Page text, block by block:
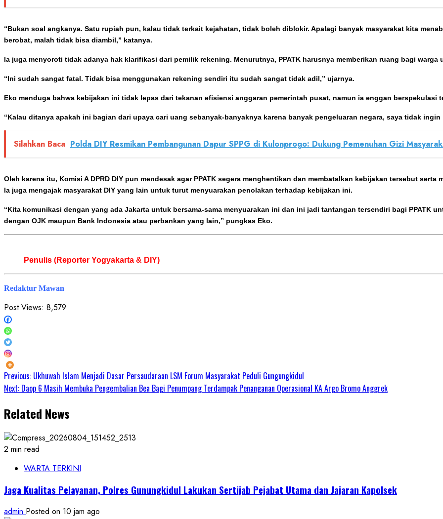
“Bukan soal angkanya. Satu rupiah pun, kalau tidak terkait kejahatan, tidak boleh diblokir. Apalagi banyak masyarakat kita
berobat, malah tidak bisa diambil,” katanya.
Ia juga menyoroti tidak adanya hak klarifikasi dari pemilik rekening. Menurutnya, PPATK harusnya memberikan ruang bagi warga
“Ini sudah sangat fatal. Tidak bisa menggunakan rekening sendiri itu sudah sangat tidak adil,” ujarnya.
Eko menduga bahwa kebijakan ini tidak lepas dari tekanan efisiensi anggaran pemerintah pusat, namun ia enggan berspekulasi
“Kalau ditanya apakah ini bagian dari upaya cari uang sebanyak-banyaknya karena banyak pengeluaran negara, saya tidak
Silahkan Baca Polda DIY Resmikan Pembangunan Dapur SPPG di Kulonprogo: Dukung Pemenuhan Gizi
Oleh karena itu, Komisi A DPRD DIY pun mendesak agar PPATK segera menghentikan dan membatalkan kebijakan tersebut
Ia juga mengajak masyarakat DIY yang lain untuk turut menyuarakan penolakan terhadap kebijakan ini.
“Kita komunikasi dengan yang ada Jakarta untuk bersama-sama menyuarakan ini dan ini jadi tantangan tersendiri bagi PPATK
dengan OJK maupun Bank Indonesia atau perbankan yang lain,” pungkas Eko.
Penulis (Reporter Yogyakarta & DIY)
Redaktur Mawan
Post Views: 8,579
Continue
Reading
Previous: Ukhuwah Islam Menjadi Dasar Persaudaraan LSM Forum Masyarakat Peduli Gungungkidul
Next: Daop 6 Masih Membuka Pengembalian Bea Bagi Penumpang Terdampak Penanganan Operasional KA Argo Bromo Anggrek
Related News
2 min read
WARTA TERKINI
Jaga Kualitas Pelayanan, Polres Gunungkidul Lakukan Sertijab Pejabat Utama dan Jajaran Kapolsek
admin Posted on 10 jam ago